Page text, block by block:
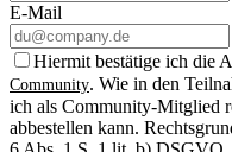
E-Mail
Hiermit bestätige ich die
Community. Wie in den
ich als Community-Mitglied
abbestellen kann.